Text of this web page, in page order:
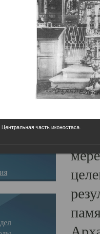
за веру в
Главная
Центральная часть иконостаса.